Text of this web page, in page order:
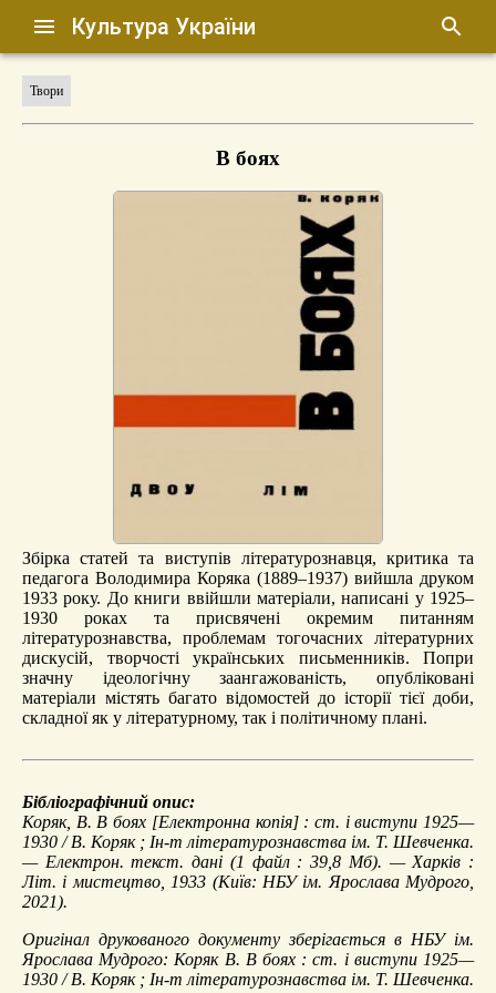
Культура України
Твори
В боях
Збірка статей та виступів літературознавця, критика та
педагога Володимира Коряка (1889–1937) вийшла друком
1933 року. До книги ввійшли матеріали, написані у 1925–
1930 роках та присвячені окремим питанням
літературознавства, проблемам тогочасних літературних
дискусій, творчості українських письменників. Попри
значну ідеологічну заангажованість, опубліковані
матеріали містять багато відомостей до історії тієї доби,
складної як у літературному, так і політичному плані.
Бібліографічний опис:
Коряк, В. В боях [Електронна копія] : ст. і виступи 1925—
1930 / В. Коряк ; Ін-т літературознавства ім. Т. Шевченка.
— Електрон. текст. дані (1 файл : 39,8 Мб). — Харків :
Літ. і мистецтво, 1933 (Київ: НБУ ім. Ярослава Мудрого,
2021).
Оригінал друкованого документу зберігається в НБУ ім.
Ярослава Мудрого: Коряк В. В боях : ст. і виступи 1925—
1930 / В. Коряк ; Ін-т літературознавства ім. Т. Шевченка.